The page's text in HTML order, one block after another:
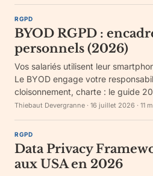
RGPD
BYOD RGPD :
personnels (2026)
Vos salariés utilisent leur
Le BYOD engage votre
cloisonnement, charte : le guide
Thiebaut Devergranne · 16 juillet 2026 · 11
RGPD
Data Privacy
aux USA en 2026